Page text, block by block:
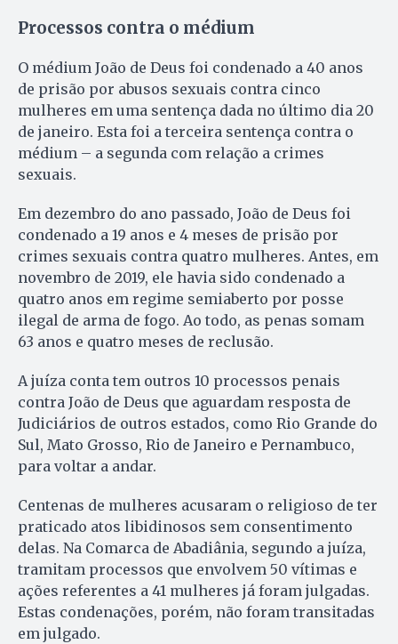
Processos contra o médium
O médium João de Deus foi condenado a 40 anos
de prisão por abusos sexuais contra cinco
mulheres em uma sentença dada no último dia 20
de janeiro. Esta foi a terceira sentença contra o
médium – a segunda com relação a crimes
sexuais.
Em dezembro do ano passado, João de Deus foi
condenado a 19 anos e 4 meses de prisão por
crimes sexuais contra quatro mulheres. Antes, em
novembro de 2019, ele havia sido condenado a
quatro anos em regime semiaberto por posse
ilegal de arma de fogo. Ao todo, as penas somam
63 anos e quatro meses de reclusão.
A juíza conta tem outros 10 processos penais
contra João de Deus que aguardam resposta de
Judiciários de outros estados, como Rio Grande do
Sul, Mato Grosso, Rio de Janeiro e Pernambuco,
para voltar a andar.
Centenas de mulheres acusaram o religioso de ter
praticado atos libidinosos sem consentimento
delas. Na Comarca de Abadiânia, segundo a juíza,
tramitam processos que envolvem 50 vítimas e
ações referentes a 41 mulheres já foram julgadas.
Estas condenações, porém, não foram transitadas
em julgado.